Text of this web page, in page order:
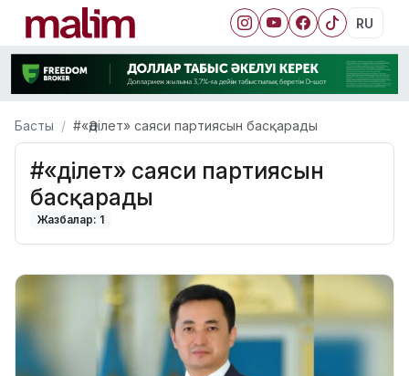
RU
Басты #«Әділет» саяси партиясын басқарады
#«Әділет» саяси партиясын
басқарады
Жазбалар: 1